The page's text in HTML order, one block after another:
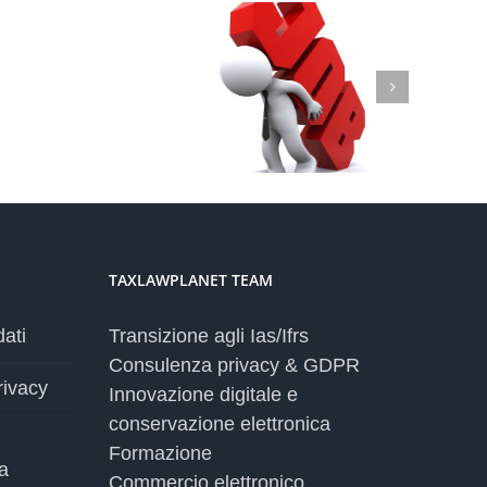
Europa
TAXLAWPLANET TEAM
Transizione agli Ias/Ifrs
Consulenza privacy & GDPR
Innovazione digitale e
conservazione elettronica
Formazione
Commercio elettronico